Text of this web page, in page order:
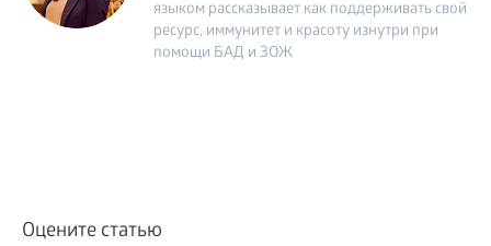
языком рассказывает как поддерживать свой
ресурс, иммунитет и красоту изнутри при
помощи БАД и ЗОЖ
Оцените статью